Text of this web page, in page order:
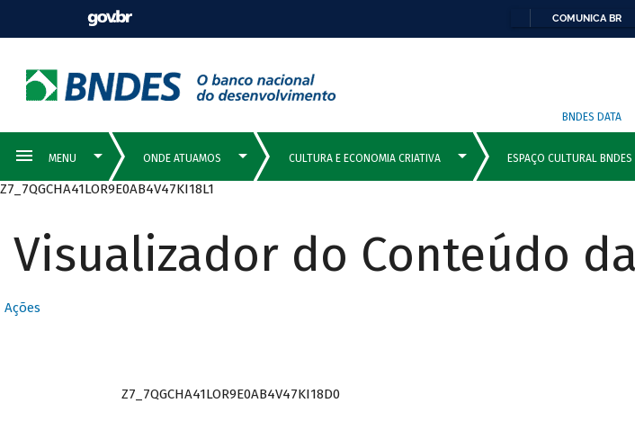
COMUNICA BR
BNDES DATA
Z7_7QGCHA41LOR9E0AB4V47KI18L1
Visualizador do Conteúdo
Ações
Z7_7QGCHA41LOR9E0AB4V47KI18D0